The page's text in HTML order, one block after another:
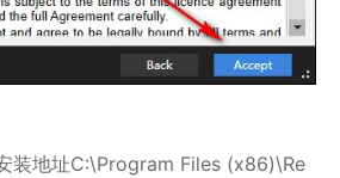
地址C:\Program Files (x86)\Re